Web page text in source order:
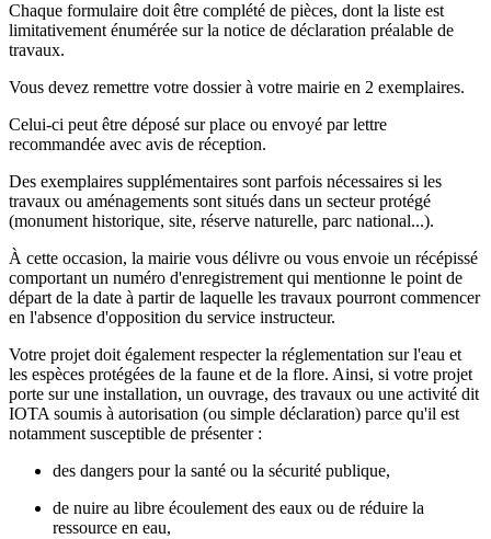
Chaque formulaire doit être complété de pièces, dont la liste est
limitativement énumérée sur la notice de déclaration préalable de
travaux.
Vous devez remettre votre dossier à votre mairie en 2 exemplaires.
Celui-ci peut être déposé sur place ou envoyé par lettre
recommandée avec avis de réception.
Des exemplaires supplémentaires sont parfois nécessaires si les
travaux ou aménagements sont situés dans un secteur protégé
(monument historique, site, réserve naturelle, parc national...).
À cette occasion, la mairie vous délivre ou vous envoie un récépissé
comportant un numéro d'enregistrement qui mentionne le point de
départ de la date à partir de laquelle les travaux pourront commencer
en l'absence d'opposition du service instructeur.
Votre projet doit également respecter la réglementation sur l'eau et
les espèces protégées de la faune et de la flore. Ainsi, si votre projet
porte sur une installation, un ouvrage, des travaux ou une activité dit
IOTAsoumis à autorisation (ou simple déclaration) parce qu'il est
notamment susceptible de présenter :
des dangers pour la santé ou la sécurité publique,
de nuire au libre écoulement des eaux ou de réduire la
ressource en eau,